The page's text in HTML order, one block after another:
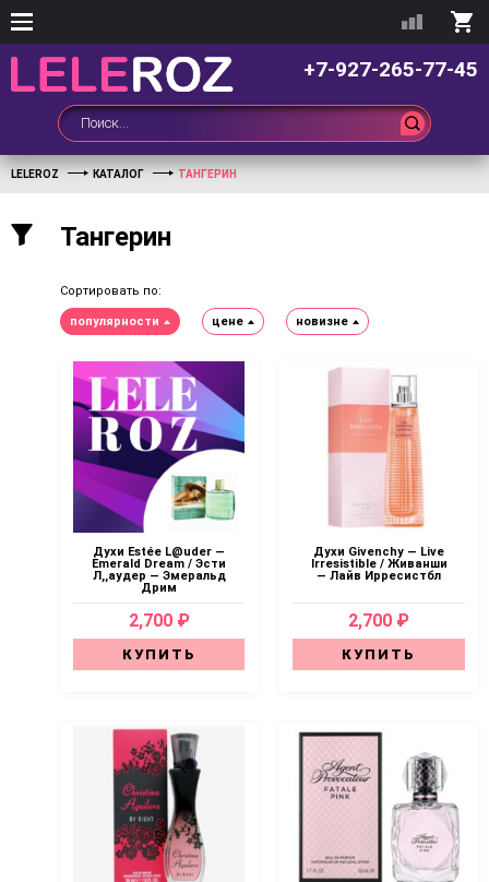
+7-927-265-77-45
LELEROZ КАТАЛОГ ТАНГЕРИН
Тангерин
Сортировать по:
популярности цене новизне
Духи Estée L@uder —
Emerald Dream / Эсти
Л,,aудер — Эмеральд
Дрим
2,700 ₽
КУПИТЬ
Духи Givenchy — Live
Irresistible / Живанши
— Лайв Ирресистбл
2,700 ₽
КУПИТЬ